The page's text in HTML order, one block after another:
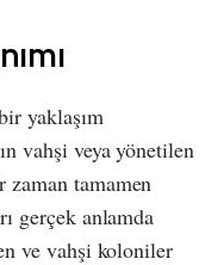
yaklaşım
vahşi veya yönetilen
tamamen
gerçek anlamda
ve vahşi koloniler